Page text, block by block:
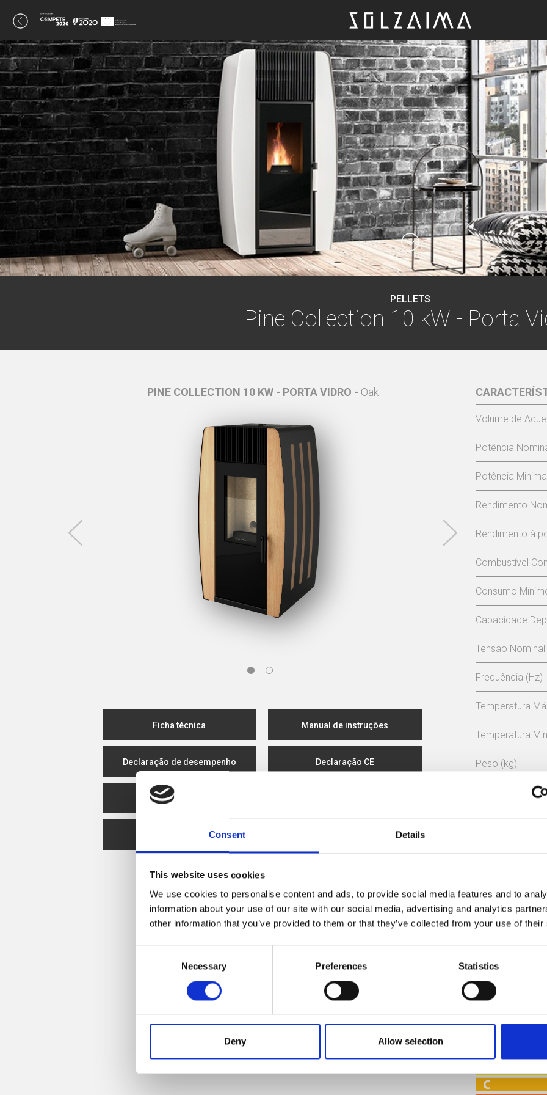
Consent Details
This website uses cookies
We use cookies to personalise content and ads, to provide social media features and to
information about your use of our site with our social media, advertising and analytics
other information that you’ve provided to them or that they’ve collected from your use of
Necessary Preferences Statistics
Deny Allow selection
PELLETS
Pine Collection 10 kW - Porta
PINE COLLECTION 10 KW - PORTA VIDRO - Oak PINE
Ficha técnica Manual de instruções
Declaração de desempenho Declaração CE
Eficiência Energética
Volume de
Potência
Potência
Rendimento
Rendimento à
Combustível
Consumo
Capacidade
Tensão Nominal
Frequência (Hz)
Temperatura
Temperatura
Peso (kg)
Diámetro da
Depressão
máximo
96 %
CLASSE DE